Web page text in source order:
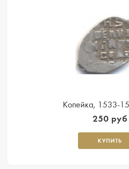
Копейка, 1533-
250 руб
КУПИТЬ